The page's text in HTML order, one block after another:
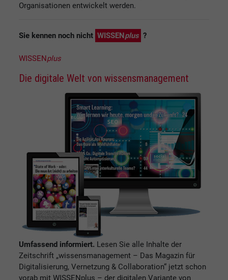
Organisationen entwickelt werden.
Sie kennen noch nicht WISSENplus ?
WISSENplus
Die digitale Welt von wissensmanagement
Umfassend informiert. Lesen Sie alle Inhalte der
Zeitschrift „wissensmanagement – Das Magazin für
Digitalisierung, Vernetzung & Collaboration“ jetzt schon
vorab mit WISSENplus – der digitalen Variante von